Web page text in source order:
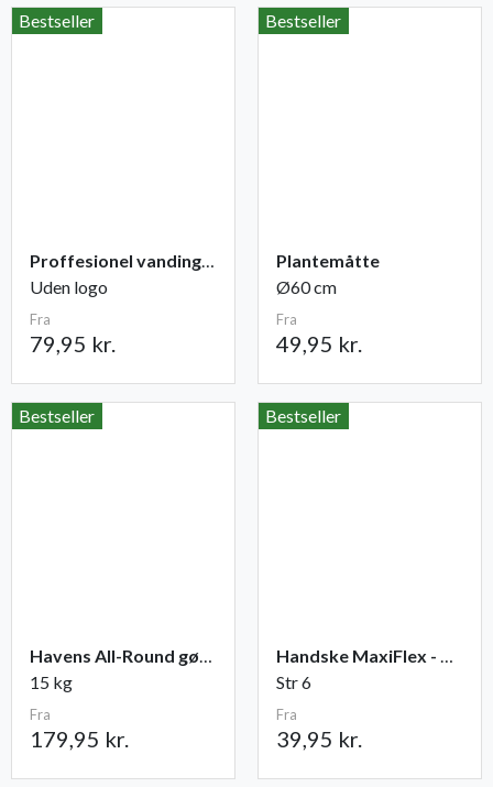
Bestseller
Proffesionel vandingspose 100 liter
Uden logo
Fra
79,95 kr.
Bestseller
Plantemåtte
Ø60 cm
Fra
49,95 kr.
Bestseller
Havens All-Round gødning NPK 12-2-10
15 kg
Fra
179,95 kr.
Bestseller
Handske MaxiFlex - Ultimate
Str 6
Fra
39,95 kr.